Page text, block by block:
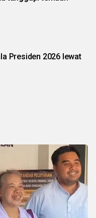
Presiden 2026 lewat